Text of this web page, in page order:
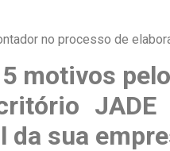
no processo de
motivos
JADE
da sua